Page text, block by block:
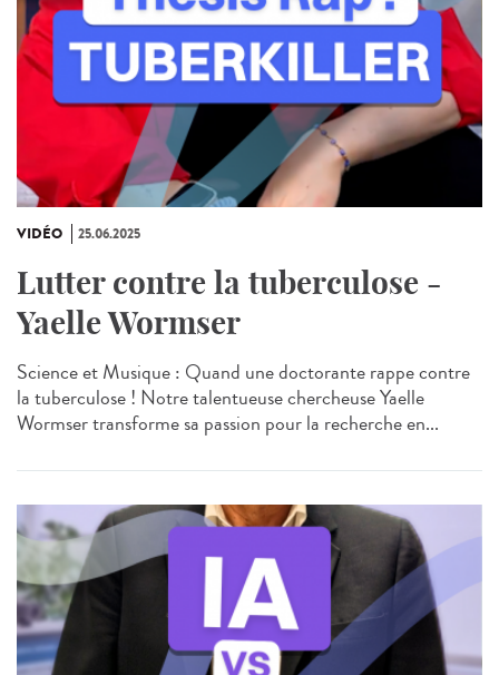
VIDÉO 25.06.2025
Lutter contre la tuberculose -
Yaelle Wormser
Science et Musique : Quand une doctorante rappe contre
la tuberculose ! Notre talentueuse chercheuse Yaelle
Wormser transforme sa passion pour la recherche en...